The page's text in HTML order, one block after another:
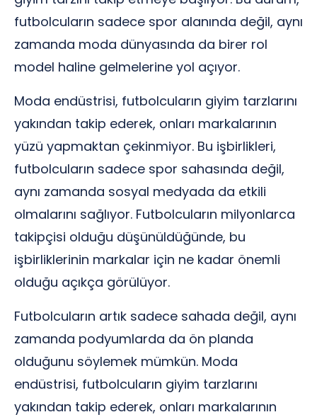
futbolcuların sadece spor alanında değil, aynı
zamanda moda dünyasında da birer rol
model haline gelmelerine yol açıyor.
Moda endüstrisi, futbolcuların giyim tarzlarını
yakından takip ederek, onları markalarının
yüzü yapmaktan çekinmiyor. Bu işbirlikleri,
futbolcuların sadece spor sahasında değil,
aynı zamanda sosyal medyada da etkili
olmalarını sağlıyor. Futbolcuların milyonlarca
takipçisi olduğu düşünüldüğünde, bu
işbirliklerinin markalar için ne kadar önemli
olduğu açıkça görülüyor.
Futbolcuların artık sadece sahada değil, aynı
zamanda podyumlarda da ön planda
olduğunu söylemek mümkün. Moda
endüstrisi, futbolcuların giyim tarzlarını
yakından takip ederek, onları markalarının